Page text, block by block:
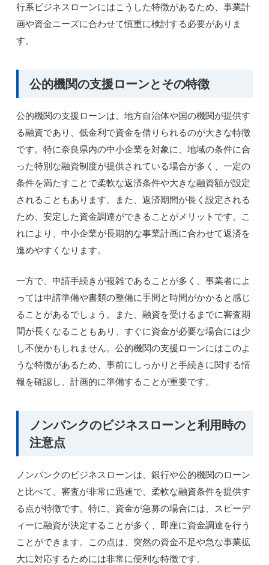
行系ビジネスローンにはこうした特徴があるため、事業計
画や資金ニーズに合わせて慎重に検討する必要がありま
す。
公的機関の支援ローンとその特徴
公的機関の支援ローンは、地方自治体や国の機関が提供す
る融資であり、低金利で資金を借りられるのが大きな特徴
です。特に奈良県内の中小企業を対象に、地域の条件に合
った特別な融資制度が提供されている場合が多く、一定の
条件を満たすことで柔軟な返済条件や大きな融資額が設定
されることもあります。また、返済期間が長く設定される
ため、安定した資金調達ができることがメリットです。こ
れにより、中小企業が長期的な事業計画に合わせて返済を
進めやすくなります。
一方で、申請手続きが複雑であることが多く、事業者によ
っては申請準備や書類の整備に手間と時間がかかると感じ
ることがあるでしょう。また、融資を受けるまでに審査期
間が長くなることもあり、すぐに資金が必要な場合には少
し不便かもしれません。公的機関の支援ローンにはこのよ
うな特徴があるため、事前にしっかりと手続きに関する情
報を確認し、計画的に準備することが重要です。
ノンバンクのビジネスローンと利用時の
注意点
ノンバンクのビジネスローンは、銀行や公的機関のローン
と比べて、審査が非常に迅速で、柔軟な融資条件を提供す
る点が特徴です。特に、資金が急募の場合には、スピーデ
ィーに融資が決定することが多く、即座に資金調達を行う
ことができます。この点は、突然の資金不足や急な事業拡
大に対応するためには非常に便利な特徴です。